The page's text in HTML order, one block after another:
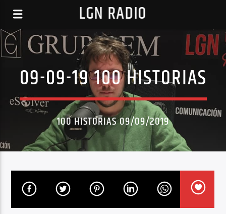
LGN RADIO
09-09-19 100 HISTORIAS
100 HISTORIAS 09/09/2019